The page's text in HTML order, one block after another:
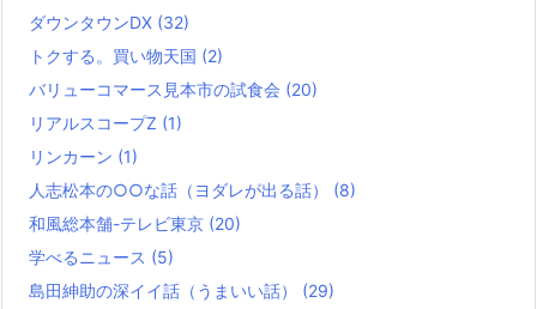
ダウンタウンDX (32)
トクする。買い物天国 (2)
バリューコマース見本市の試食会 (20)
リアルスコープZ (1)
リンカーン (1)
人志松本の○○な話（ヨダレが出る話） (8)
和風総本舗-テレビ東京 (20)
学べるニュース (5)
島田紳助の深イイ話（うまいい話） (29)